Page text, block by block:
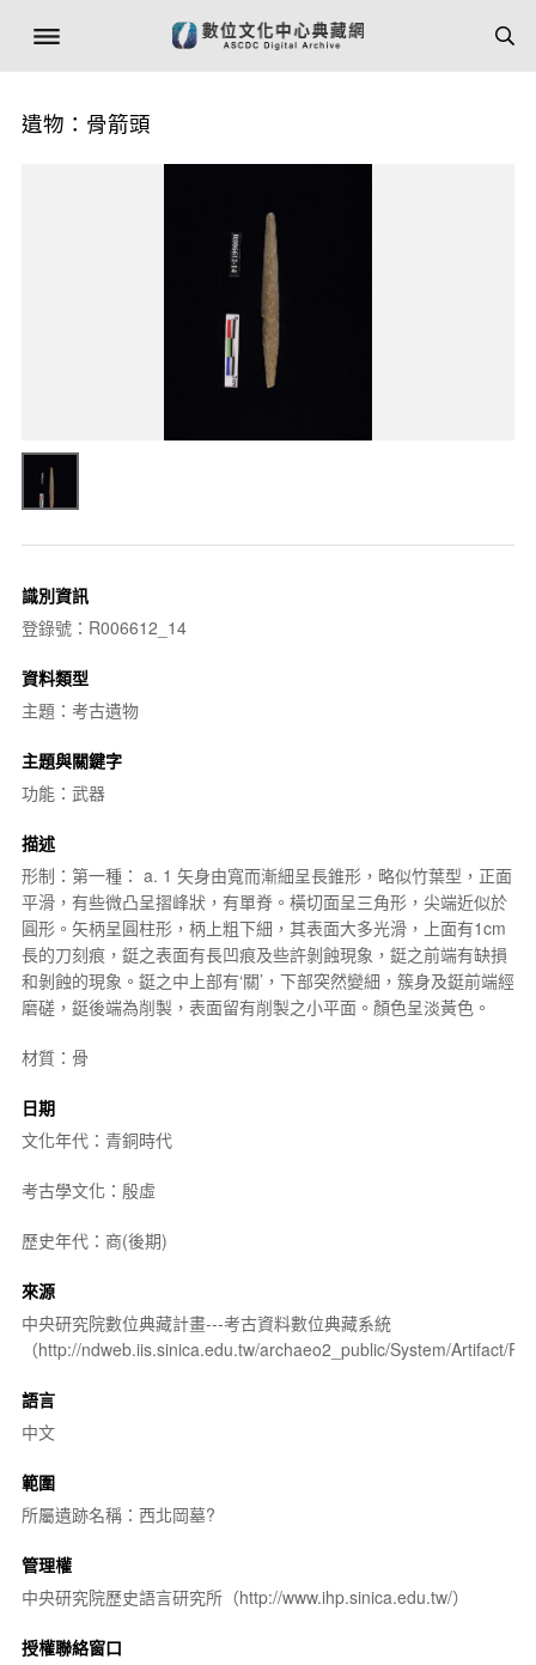
遺物：骨箭頭
識別資訊
登錄號：R006612_14
資料類型
主題：考古遺物
主題與關鍵字
功能：武器
描述
形制：第一種： a. 1 矢身由寬而漸細呈長錐形，略似竹葉型，正面
平滑，有些微凸呈摺峰狀，有單脊。橫切面呈三角形，尖端近似於
圓形。矢柄呈圓柱形，柄上粗下細，其表面大多光滑，上面有1cm
長的刀刻痕，鋌之表面有長凹痕及些許剝蝕現象，鋌之前端有缺損
和剝蝕的現象。鋌之中上部有‘關’，下部突然變細，簇身及鋌前端經
磨磋，鋌後端為削製，表面留有削製之小平面。顏色呈淡黃色。
材質：骨
日期
文化年代：青銅時代
考古學文化：殷虛
歷史年代：商(後期)
來源
中央研究院數位典藏計畫---考古資料數位典藏系統
（http://ndweb.iis.sinica.edu.tw/archaeo2_public/System/Artifact/
語言
中文
範圍
所屬遺跡名稱：西北岡墓?
管理權
中央研究院歷史語言研究所（http://www.ihp.sinica.edu.tw/）
授權聯絡窗口